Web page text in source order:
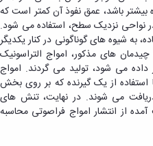
باشد، عمق نفوذ آن کمتر است که
نواحی نزدیک سطح، استفاده می شود.
به شیوه های گوناگونی در کنار یکدیگر
های مذکور، امواج التراسونیک
می شود، تولید می گردند. امواج
استفاده از یک گیرنده که بر روی بخش
می شوند. در نهایت، تنش های
از انتشار امواج فراصوتی محاسبه